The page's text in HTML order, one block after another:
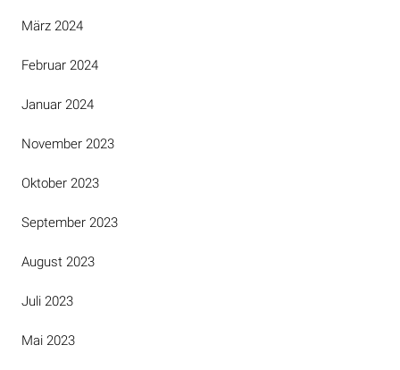
März 2024
Februar 2024
Januar 2024
November 2023
Oktober 2023
September 2023
August 2023
Juli 2023
Mai 2023